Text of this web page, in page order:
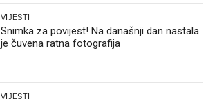
VIJESTI
Snimka za povijest! Na današnji dan nastala
je čuvena ratna fotografija
VIJESTI